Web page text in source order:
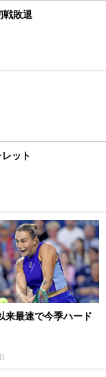
戦敗退
ット
来最速で今季ハード
)